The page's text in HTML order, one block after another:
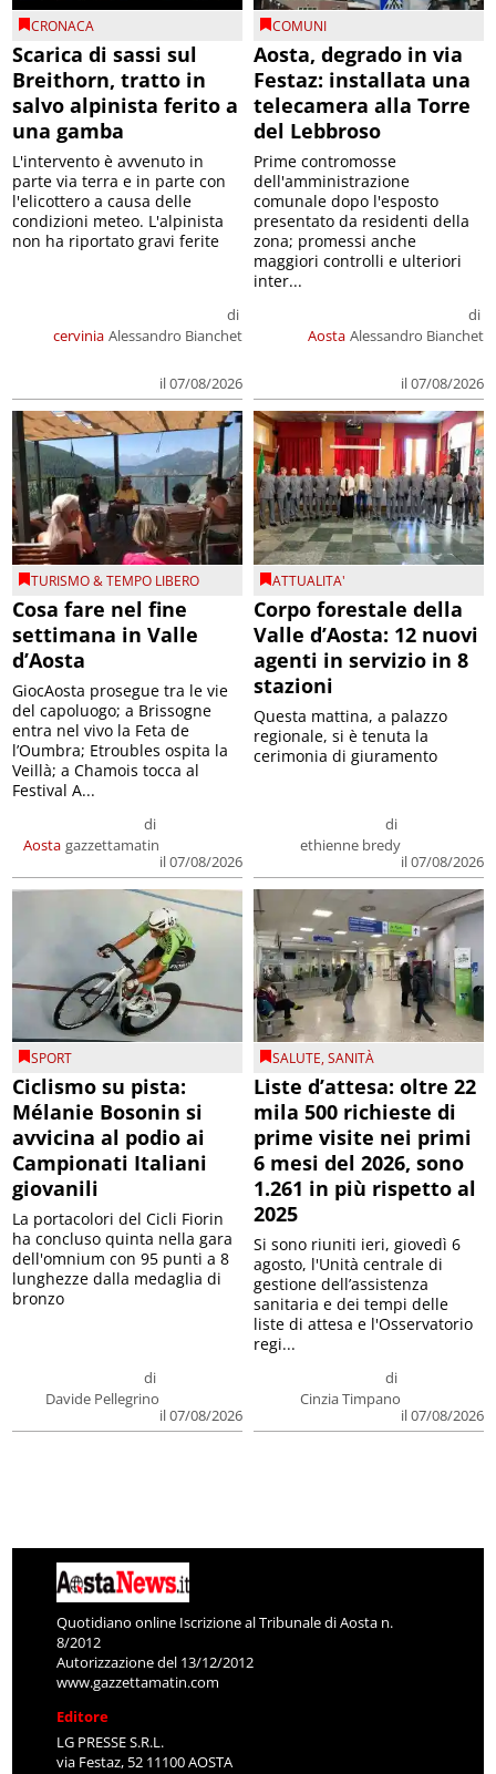
CRONACA
Scarica di sassi sul
Breithorn, tratto in
salvo alpinista ferito a
una gamba
cervinia
di
Alessandro Bianchet
il 07/08/2026
L'intervento è avvenuto in
parte via terra e in parte con
l'elicottero a causa delle
condizioni meteo. L'alpinista
non ha riportato gravi ferite
COMUNI
Aosta, degrado in via
Festaz: installata una
telecamera alla Torre
del Lebbroso
Aosta
di
Alessandro Bianchet
il 07/08/2026
Prime contromosse
dell'amministrazione
comunale dopo l'esposto
presentato da residenti della
zona; promessi anche
maggiori controlli e ulteriori
inter...
TURISMO & TEMPO LIBERO
Cosa fare nel fine
settimana in Valle
d’Aosta
Aosta
di
gazzettamatin
il 07/08/2026
GiocAosta prosegue tra le vie
del capoluogo; a Brissogne
entra nel vivo la Feta de
l’Oumbra; Etroubles ospita la
Veillà; a Chamois tocca al
Festival A...
ATTUALITA'
Corpo forestale della
Valle d’Aosta: 12 nuovi
agenti in servizio in 8
stazioni
di
ethienne bredy
il 07/08/2026
Questa mattina, a palazzo
regionale, si è tenuta la
cerimonia di giuramento
SPORT
Ciclismo su pista:
Mélanie Bosonin si
avvicina al podio ai
Campionati Italiani
giovanili
di
Davide Pellegrino
il 07/08/2026
La portacolori del Cicli Fiorin
ha concluso quinta nella gara
dell'omnium con 95 punti a 8
lunghezze dalla medaglia di
bronzo
SALUTE,SANITÀ
Liste d’attesa: oltre 22
mila 500 richieste di
prime visite nei primi
6 mesi del 2026, sono
1.261 in più rispetto al
2025
di
Cinzia Timpano
il 07/08/2026
Si sono riuniti ieri, giovedì 6
agosto, l'Unità centrale di
gestione dell’assistenza
sanitaria e dei tempi delle
liste di attesa e l'Osservatorio
regi...
Quotidiano online Iscrizione al Tribunale di Aosta n.
8/2012
Autorizzazione del 13/12/2012
www.gazzettamatin.com
Editore
LG PRESSE S.R.L.
via Festaz, 52 11100 AOSTA